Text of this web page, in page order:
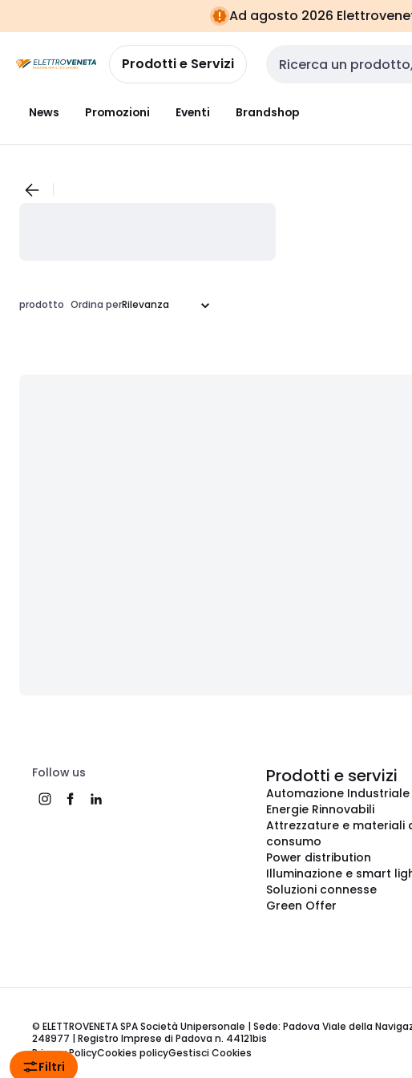
navigazionealla
pagina
Ad agosto 2026
Prodotti e Servizi Cerca input
News Promozioni Eventi Brandshop
Filtri
prodotto Ordina per
Follow us Prodotti e servizi
Automazione Industriale
Energie Rinnovabili
Attrezzature e materiali
consumo
Power distribution
Illuminazione e smart
Soluzioni connesse
Green Offer
© ELETTROVENETA SPA Società Unipersonale | Sede: Padova Viale della
248977 | Registro Imprese di Padova n. 44121bis
Privacy PolicyCookies policyGestisci Cookies